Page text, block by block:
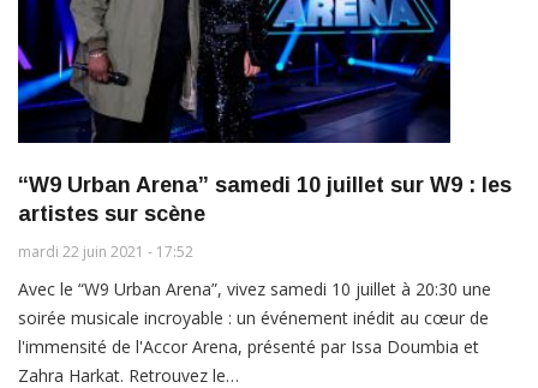
“W9 Urban Arena” samedi 10 juillet sur W9 : les
artistes sur scène
mardi 22 juin 2021 - 17:52
Avec le “W9 Urban Arena”, vivez samedi 10 juillet à 20:30 une
soirée musicale incroyable : un événement inédit au cœur de
l'immensité de l'Accor Arena, présenté par Issa Doumbia et
Zahra Harkat. Retrouvez le…